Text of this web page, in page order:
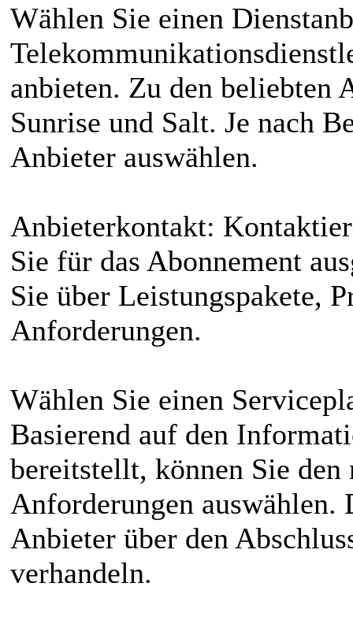
Wählen Sie einen
anbieten. Zu den beliebten
Sunrise und Salt. Je nach
Anbieter auswählen.
Anbieterkontakt:
Sie für das Abonnement
Sie über Leistungspakete,
Anforderungen.
Wählen Sie einen
Basierend auf den
bereitstellt, können Sie
Anforderungen auswählen.
Anbieter über den
verhandeln.